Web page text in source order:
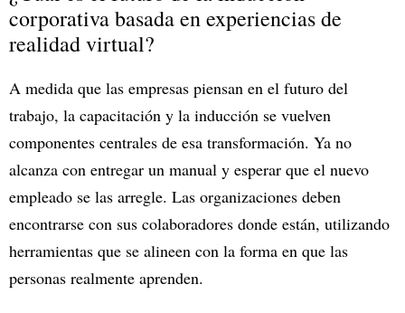
corporativa basada en experiencias de
realidad virtual?
A medida que las empresas piensan en el futuro del
trabajo, la capacitación y la inducción se vuelven
componentes centrales de esa transformación. Ya no
alcanza con entregar un manual y esperar que el nuevo
empleado se las arregle. Las organizaciones deben
encontrarse con sus colaboradores donde están, utilizando
herramientas que se alineen con la forma en que las
personas realmente aprenden.